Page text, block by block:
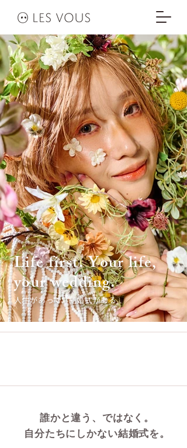
Life first. Your life,
your wedding.
人生があって、結婚式がある
誰かと違う、ではなく。
自分たちにしかない結婚式を。